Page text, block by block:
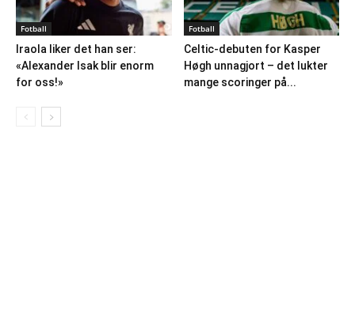
Fotball
Iraola liker det han ser:
«Alexander Isak blir enorm
for oss!»
Fotball
Celtic-debuten for Kasper
Høgh unnagjort – det lukter
mange scoringer på...